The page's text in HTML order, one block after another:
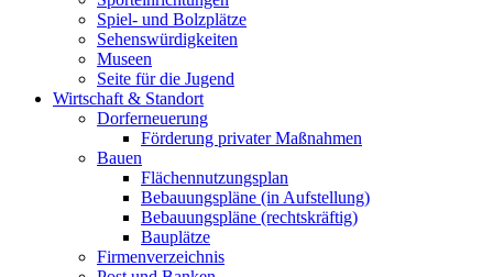
Spiel- und Bolzplätze
Sehenswürdigkeiten
Museen
Seite für die Jugend
Wirtschaft & Standort
Dorferneuerung
Förderung privater Maßnahmen
Bauen
Flächennutzungsplan
Bebauungspläne (in Aufstellung)
Bebauungspläne (rechtskräftig)
Bauplätze
Firmenverzeichnis